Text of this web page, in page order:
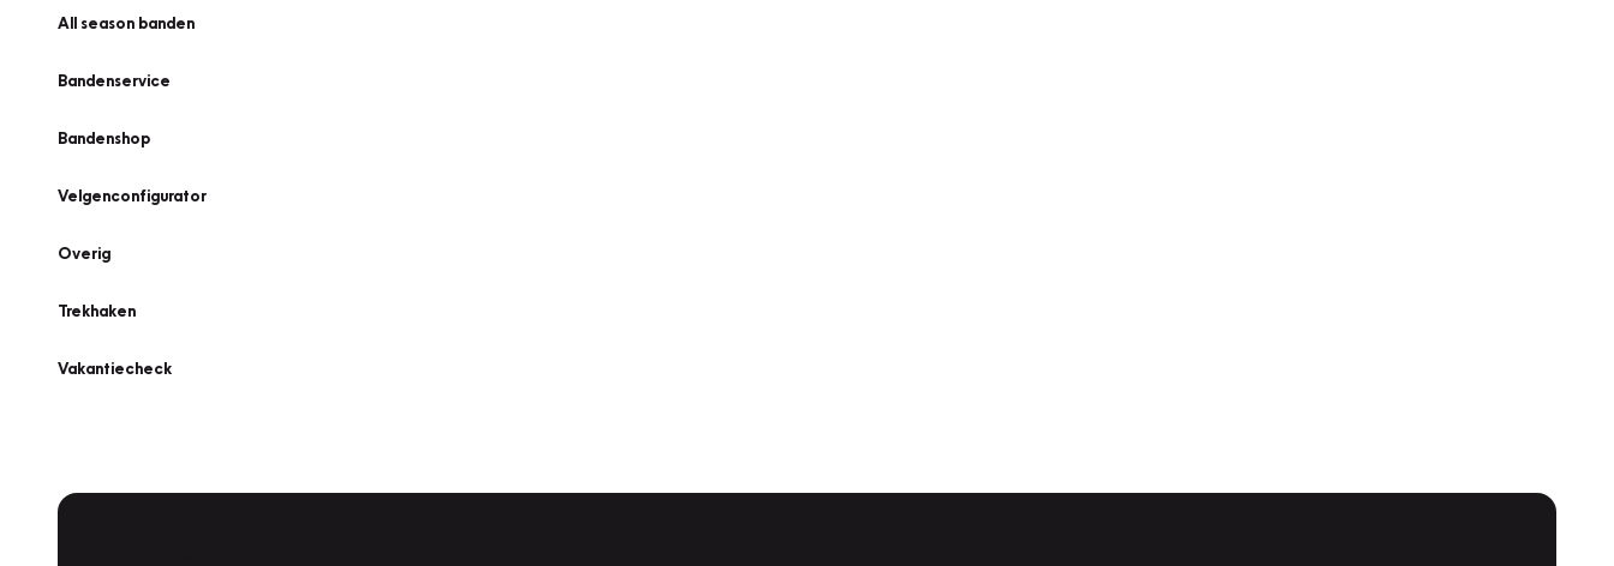
All season banden
Bandenservice
Bandenshop
Velgenconfigurator
Overig
Trekhaken
Vakantiecheck